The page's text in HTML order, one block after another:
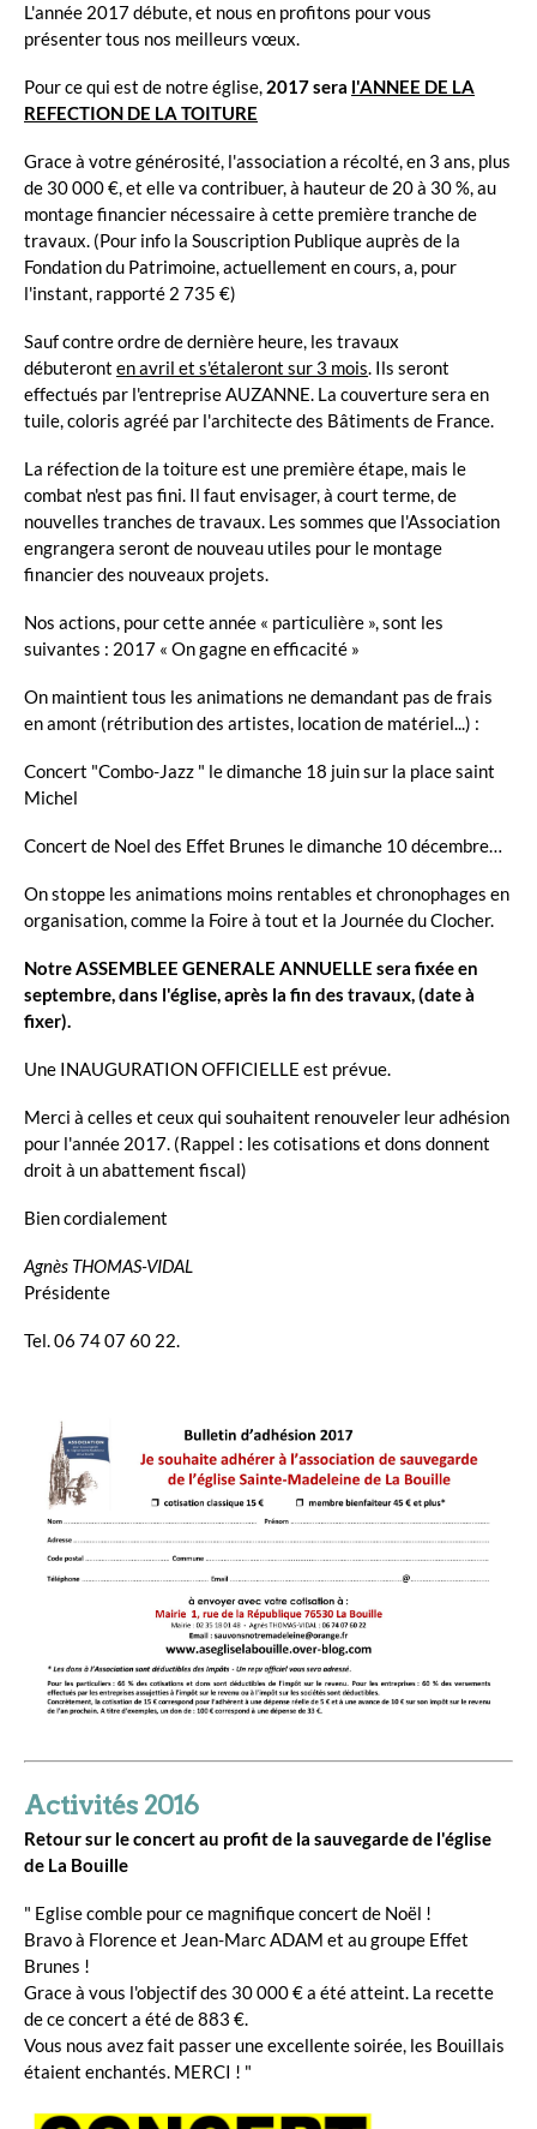
L'année 2017 débute, et nous en profitons pour vous
présenter tous nos meilleurs vœux.
Pour ce qui est de notre église, 2017 sera l'ANNEE DE LA
REFECTION DE LA TOITURE
Grace à votre générosité, l'association a récolté, en 3 ans, plus
de 30 000 €, et elle va contribuer, à hauteur de 20 à 30 %, au
montage financier nécessaire à cette première tranche de
travaux. (Pour info la Souscription Publique auprès de la
Fondation du Patrimoine, actuellement en cours, a, pour
l'instant, rapporté 2 735 €)
Sauf contre ordre de dernière heure, les travaux
débuteront en avril et s'étaleront sur 3 mois. Ils seront
effectués par l'entreprise AUZANNE. La couverture sera en
tuile, coloris agréé par l'architecte des Bâtiments de France.
La réfection de la toiture est une première étape, mais le
combat n'est pas fini. Il faut envisager, à court terme, de
nouvelles tranches de travaux. Les sommes que l'Association
engrangera seront de nouveau utiles pour le montage
financier des nouveaux projets.
Nos actions, pour cette année « particulière », sont les
suivantes : 2017 « On gagne en efficacité »
On maintient tous les animations ne demandant pas de frais
en amont (rétribution des artistes, location de matériel...) :
Concert "Combo-Jazz " le dimanche 18 juin sur la place saint
Michel
Concert de Noel des Effet Brunes le dimanche 10 décembre…
On stoppe les animations moins rentables et chronophages en
organisation, comme la Foire à tout et la Journée du Clocher.
Notre ASSEMBLEE GENERALE ANNUELLE sera fixée en
septembre, dans l'église, après la fin des travaux, (date à
fixer).
Une INAUGURATION OFFICIELLE est prévue.
Merci à celles et ceux qui souhaitent renouveler leur adhésion
pour l'année 2017. (Rappel : les cotisations et dons donnent
droit à un abattement fiscal)
Bien cordialement
Agnès THOMAS-VIDAL
Présidente
Tel. 06 74 07 60 22.
Activités 2016
Retour sur le concert au profit de la sauvegarde de l'église
de La Bouille
" Eglise comble pour ce magnifique concert de Noël !
Bravo à Florence et Jean-Marc ADAM et au groupe Effet
Brunes !
Grace à vous l'objectif des 30 000 € a été atteint. La recette
de ce concert a été de 883 €.
Vous nous avez fait passer une excellente soirée, les Bouillais
étaient enchantés. MERCI ! "